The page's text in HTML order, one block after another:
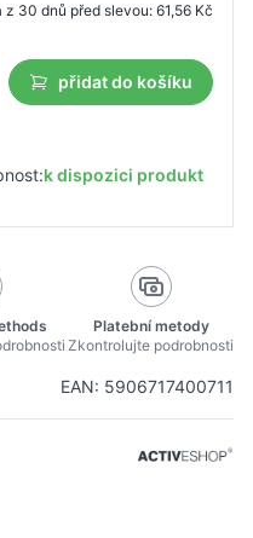
EAN: 5906717400711
z 30 dnů před slevou: 61,56 Kč
přidat do košíku
k dispozici produkt
Platební metody
Zkontrolujte podrobnosti